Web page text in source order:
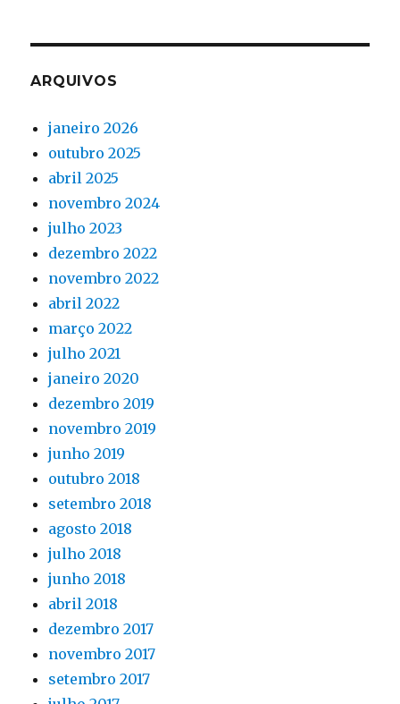
ARQUIVOS
janeiro 2026
outubro 2025
abril 2025
novembro 2024
julho 2023
dezembro 2022
novembro 2022
abril 2022
março 2022
julho 2021
janeiro 2020
dezembro 2019
novembro 2019
junho 2019
outubro 2018
setembro 2018
agosto 2018
julho 2018
junho 2018
abril 2018
dezembro 2017
novembro 2017
setembro 2017